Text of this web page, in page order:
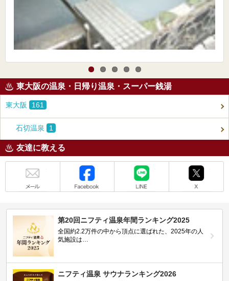
東大阪の温泉・日帰り温泉・スーパー銭湯
東大阪 161
石切温泉 1
友達に教える
第20回ニフティ温泉年間ランキング2025
全国約2.2万件の中から頂点に選ばれた、2025年の人
気施設は…
ニフティ温泉 サウナランキング2026